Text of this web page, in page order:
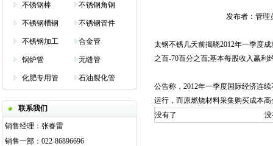
不锈钢棒 不锈钢角钢
不锈钢槽钢 不锈钢管件
不锈钢加工 合金管
锅炉管 无缝管
化肥专用管 石油裂化管
联系我们
销售经理： 张春雷
销售一部： 022-86896696
发布者：管理
太钢不锈几天前揭晓2012年一季度
之百-70百分之百;基本每股收入赢利
公告称，2012年一季度国际经济连
运行，而原燃烧材料采集购买成本
没有了